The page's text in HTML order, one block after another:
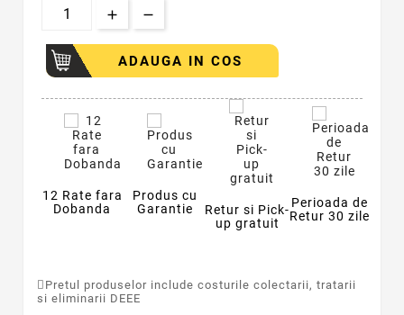
ADAUGA IN COS
12 Rate fara
Dobanda
Produs cu
Garantie
Retur si Pick-
up gratuit
Perioada de
Retur 30 zile
Pretul produselor include costurile colectarii, tratarii
si eliminarii DEEE